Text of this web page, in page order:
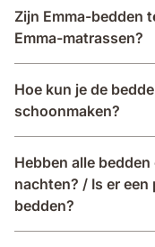
Zijn Emma-bedden
Emma-matrassen?
Hoe kun je de
schoonmaken?
Hebben alle
nachten? / Is er
bedden?